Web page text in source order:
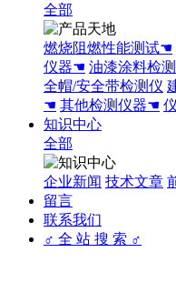
全部
燃烧阻燃性能测试☚
仪器☚ 油漆涂料检
全帽/安全带检测仪
☚ 其他检测仪器☚
知识中心
全部
企业新闻 技术文章
留言
联系我们
♂ 全 站 搜 索 ♂